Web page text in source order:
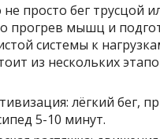
просто бег трусцой
прогрев мышц и
системы к
из нескольких
лёгкий бег,
5-10 минут.